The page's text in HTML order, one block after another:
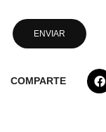
COMPARTE